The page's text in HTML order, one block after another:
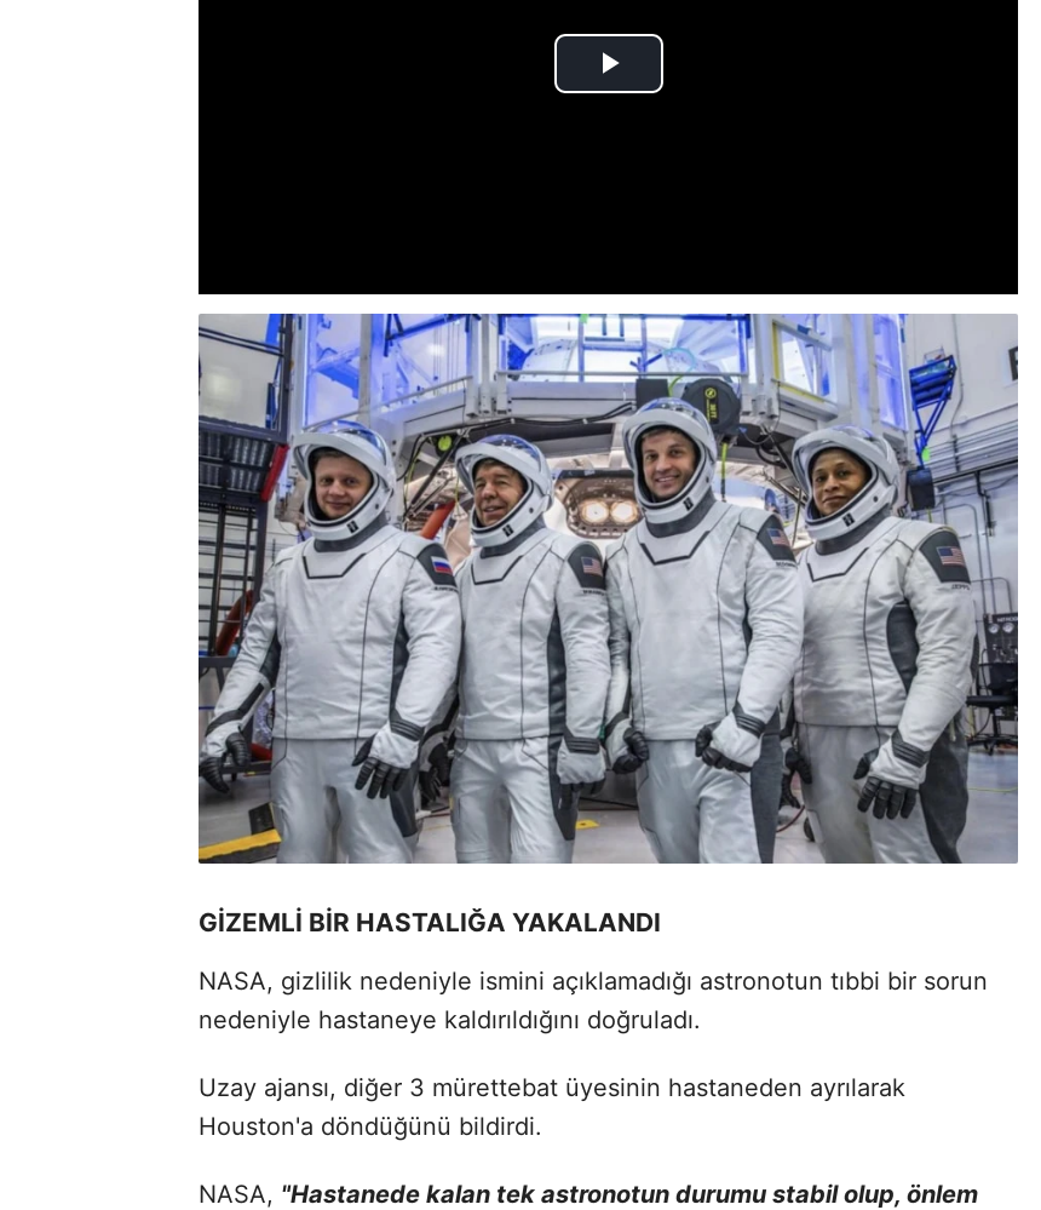
GİZEMLİ BİR HASTALIĞA YAKALANDI
NASA, gizlilik nedeniyle ismini açıklamadığı astronotun tıbbi bir sorun
nedeniyle hastaneye kaldırıldığını doğruladı.
Uzay ajansı, diğer 3 mürettebat üyesinin hastaneden ayrılarak
Houston'a döndüğünü bildirdi.
NASA, "Hastanede kalan tek astronotun durumu stabil olup, önlem